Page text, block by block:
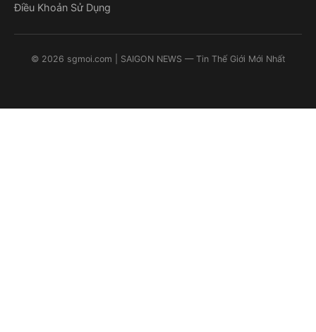
Điều Khoản Sử Dụng
© 2026 sgmoi.com | SAIGON NEWS — Tin Thế Giới Mới Nhất